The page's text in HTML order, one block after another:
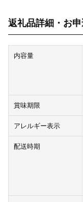
返礼品詳細・お
内容量
賞味期限
アレルギー表示
配送時期